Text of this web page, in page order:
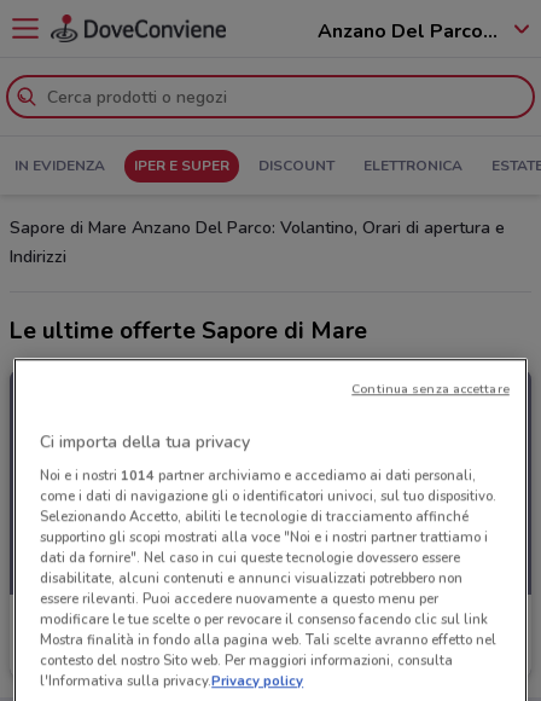
Anzano Del Parco - 22040
IN EVIDENZA IPER E SUPER DISCOUNT ELETTRONICA
Sapore di Mare Anzano Del Parco: Volantino, Orari di apertura e
Indirizzi
Le ultime offerte Sapore di Mare
Sapore di Mare
Scade il 31/08
Ci importa della tua privacy
Noi e i nostri 1014partner archiviamo e accediamo ai dati personali,
come i dati di navigazione gli o identificatori univoci, sul tuo dispositivo.
Selezionando Accetto, abiliti le tecnologie di tracciamento affinché
supportino gli scopi mostrati alla voce "Noi e i nostri partner trattiamo i
dati da fornire". Nel caso in cui queste tecnologie dovessero essere
disabilitate, alcuni contenuti e annunci visualizzati potrebbero non
essere rilevanti. Puoi accedere nuovamente a questo menu per
modificare le tue scelte o per revocare il consenso facendo clic sul link
Mostra finalità in fondo alla pagina web. Tali scelte avranno effetto nel
contesto del nostro Sito web. Per maggiori informazioni, consulta
l'Informativa sulla privacy.Privacy policy
Continua senza accettare